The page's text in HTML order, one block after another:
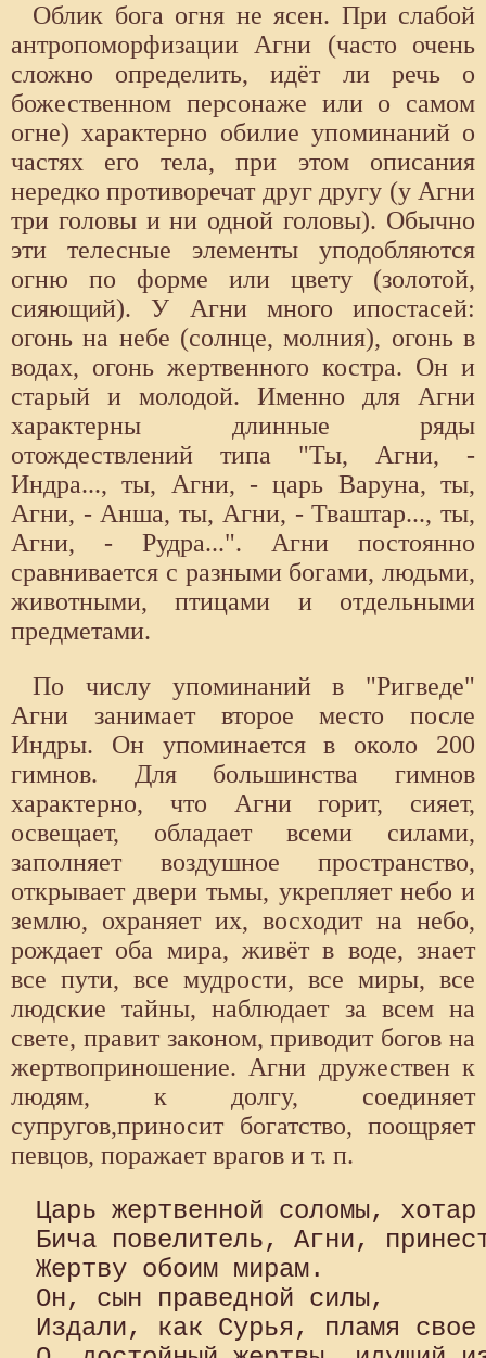
Облик бога огня не ясен. При слабой
антропоморфизации Агни (часто очень
сложно определить, идёт ли речь о
божественном персонаже или о самом
огне) характерно обилие упоминаний о
частях его тела, при этом описания
нередко противоречат друг другу (у Агни
три головы и ни одной головы). Обычно
эти телесные элементы уподобляются
огню по форме или цвету (золотой,
сияющий). У Агни много ипостасей:
огонь на небе (солнце, молния), огонь в
водах, огонь жертвенного костра. Он и
старый и молодой. Именно для Агни
характерны длинные ряды
отождествлений типа "Ты, Агни, -
Индра..., ты, Агни, - царь Варуна, ты,
Агни, - Анша, ты, Агни, - Тваштар..., ты,
Агни, - Рудра...". Агни постоянно
сравнивается с разными богами, людьми,
животными, птицами и отдельными
предметами.
По числу упоминаний в "Ригведе"
Агни занимает второе место после
Индры. Он упоминается в около 200
гимнов. Для большинства гимнов
характерно, что Агни горит, сияет,
освещает, обладает всеми силами,
заполняет воздушное пространство,
открывает двери тьмы, укрепляет небо и
землю, охраняет их, восходит на небо,
рождает оба мира, живёт в воде, знает
все пути, все мудрости, все миры, все
людские тайны, наблюдает за всем на
свете, правит законом, приводит богов на
жертвоприношение. Агни дружествен к
людям, к долгу, соединяет
супругов,приносит богатство, поощряет
певцов, поражает врагов и т. п.
Царь жертвенной соломы,
Бича повелитель, Агни,
Жертву обоим мирам.
Он, сын праведной силы,
Издали, как Сурья, пламя свое